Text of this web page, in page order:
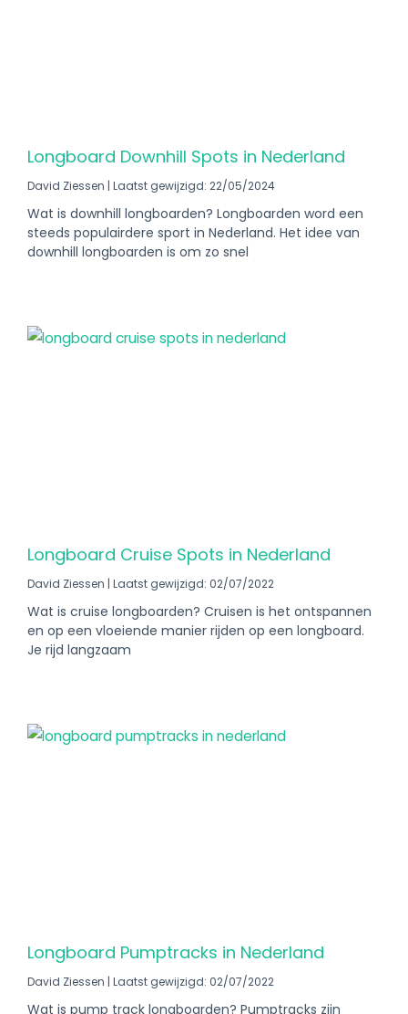
Longboard Downhill Spots in Nederland
David Ziessen Laatst gewijzigd: 22/05/2024
Wat is downhill longboarden? Longboarden word een
steeds populairdere sport in Nederland. Het idee van
downhill longboarden is om zo snel
Longboard Cruise Spots in Nederland
David Ziessen Laatst gewijzigd: 02/07/2022
Wat is cruise longboarden? Cruisen is het ontspannen
en op een vloeiende manier rijden op een longboard.
Je rijd langzaam
Longboard Pumptracks in Nederland
David Ziessen Laatst gewijzigd: 02/07/2022
Wat is pump track longboarden? Pumptracks zijn